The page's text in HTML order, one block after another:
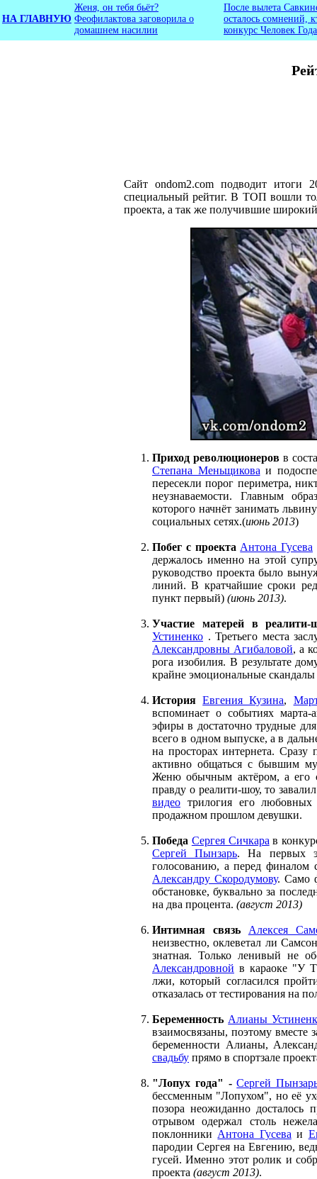
НА ГЛАВНУЮ
Женя, он тебя бьёт?
Феофилактова заговорила о
домашнем насилии
После вылета
осталось сомнений,
конкурс Человек Года
Сайт ondom2.com подводит итоги
специальный рейтиг. В ТОП вошли
проекта, а так же получившие
Приход революционеров в
Степана Меньщикова и
пересекли порог периметра,
неузнаваемости. Главным
которого начнёт занимать
социальных сетях.(июнь 2013)
Побег с проекта Антона Гусева
держалось именно на этой
руководство проекта было
линий. В кратчайшие сроки
пункт первый) (июнь 2013).
Участие матерей в реалити-
Устиненко . Третьего места
Александровны Агибаловой, а
рога изобилия. В результате
крайне эмоциональные
История Евгения Кузина,
вспоминает о событиях марта-
эфиры в достаточно трудные
всего в одном выпуске, а в
на просторах интернета. Сразу
активно общаться с бывшим
Женю обычным актёром, а его
правду о реалити-шоу, то
видео трилогия его
продажном прошлом девушки.
Победа Сергея Сичкара в
Сергей Пынзарь. На первых
голосованию, а перед финалом
Александру Скородумову. Само
обстановке, буквально за
на два процента. (август 2013)
Интимная связь
Алексея
неизвестно, оклеветал ли
знатная. Только ленивый не
Александровной в караоке "У
лжи, который согласился
отказалась от тестирования на
Беременность Алианы
взаимосвязаны, поэтому вместе
беременности Алианы,
свадьбу прямо в спортзале
"Лопух года" -Сергей
бессменным "Лопухом", но её
позора неожиданно досталось
отрывом одержал столь
поклонники Антона Гусева и
пародии Сергея на Евгению,
гусей. Именно этот ролик и
проекта (август 2013).